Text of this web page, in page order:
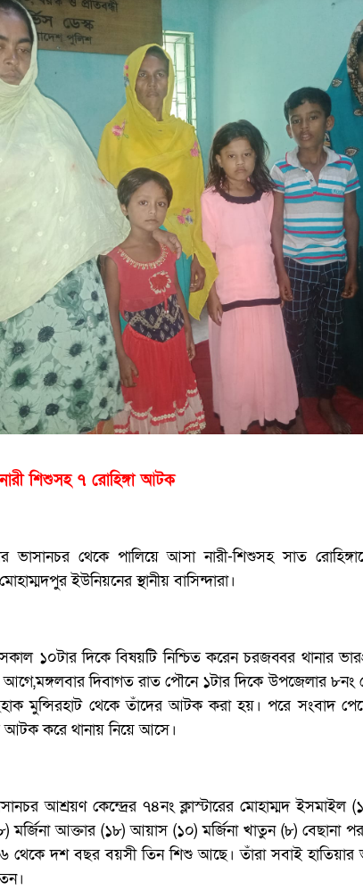
শিশুসহ ৭ রোহিঙ্গা আটক
ভাসানচর থেকে পালিয়ে আসা নারী-শিশুসহ সাত
ইউনিয়নের স্থানীয় বাসিন্দারা।
১০টার দিকে বিষয়টি নিশ্চিত করেন চরজব্বর থানার
দিবাগত রাত পৌনে ১টার দিকে উপজেলার ৮নং
মুন্সিরহাট থেকে তাঁদের আটক করা হয়। পরে সংবাদ
আটক করে থানায় নিয়ে আসে।
আশ্রয়ণ কেন্দ্রের ৭৪নং ক্লাস্টারের মোহাম্মদ ইসমাইল
মর্জিনা আক্তার (১৮) আয়াস (১০) মর্জিনা খাতুন (৮) বেছানা
থেকে দশ বছর বয়সী তিন শিশু আছে। তাঁরা সবাই হাতিয়ার